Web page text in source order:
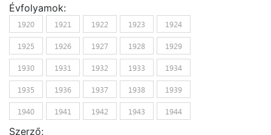
Évfolyamok:
1920 1921 1922 1923
1924
1925
1926 1927 1928
1929
1930
1931 1932 1933
1934
1935
1936 1937 1938
1939
1940
1941 1942 1943 1944
Szerző: